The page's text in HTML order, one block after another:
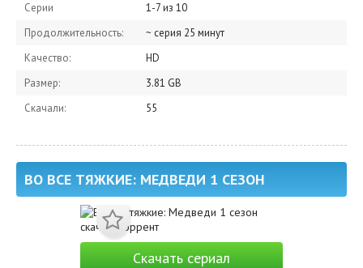
Серии
1-7 из 10
Продолжительность:
~ серия 25 минут
Качество:
HD
Размер:
3.81 GB
Скачали:
55
ВО ВСЕ ТЯЖКИЕ: МЕДВЕДИ 1 СЕЗОН
Скачать сериал